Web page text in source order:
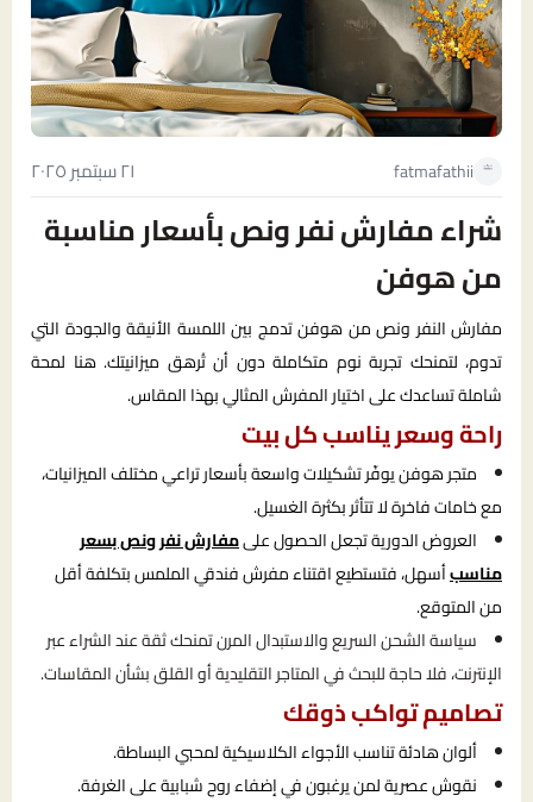
fatmafathii ٢١ سبتمبر ٢٠٢٥
شراء مفارش نفر ونص بأسعار مناسبة
من هوفن
مفارش النفر ونص من هوفن تدمج بين اللمسة الأنيقة والجودة التي
تدوم، لتمنحك تجربة نوم متكاملة دون أن تُرهق ميزانيتك. هنا لمحة
شاملة تساعدك على اختيار المفرش المثالي بهذا المقاس.
راحة وسعر يناسب كل بيت
متجر هوفن يوفّر تشكيلات واسعة بأسعار تراعي مختلف الميزانيات،
مع خامات فاخرة لا تتأثر بكثرة الغسيل.
العروض الدورية تجعل الحصول علىمفارش نفر ونص بسعر
مناسبأسهل، فتستطيع اقتناء مفرش فندقي الملمس بتكلفة أقل
من المتوقع.
سياسة الشحن السريع والاستبدال المرن تمنحك ثقة عند الشراء عبر
الإنترنت، فلا حاجة للبحث في المتاجر التقليدية أو القلق بشأن المقاسات.
تصاميم تواكب ذوقك
ألوان هادئة تناسب الأجواء الكلاسيكية لمحبي البساطة.
نقوش عصرية لمن يرغبون في إضفاء روح شبابية على الغرفة.